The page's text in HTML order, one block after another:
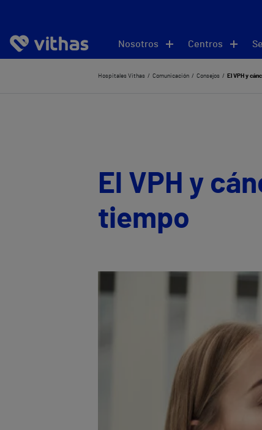
Nosotros Centros
Hospitales Vithas Comunicación Consejos El VPH y
El VPH y
tiempo